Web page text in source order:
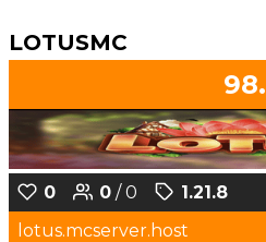
LOTUSMC
98.
0 0 / 0
1.21.8
lotus.mcserver.host